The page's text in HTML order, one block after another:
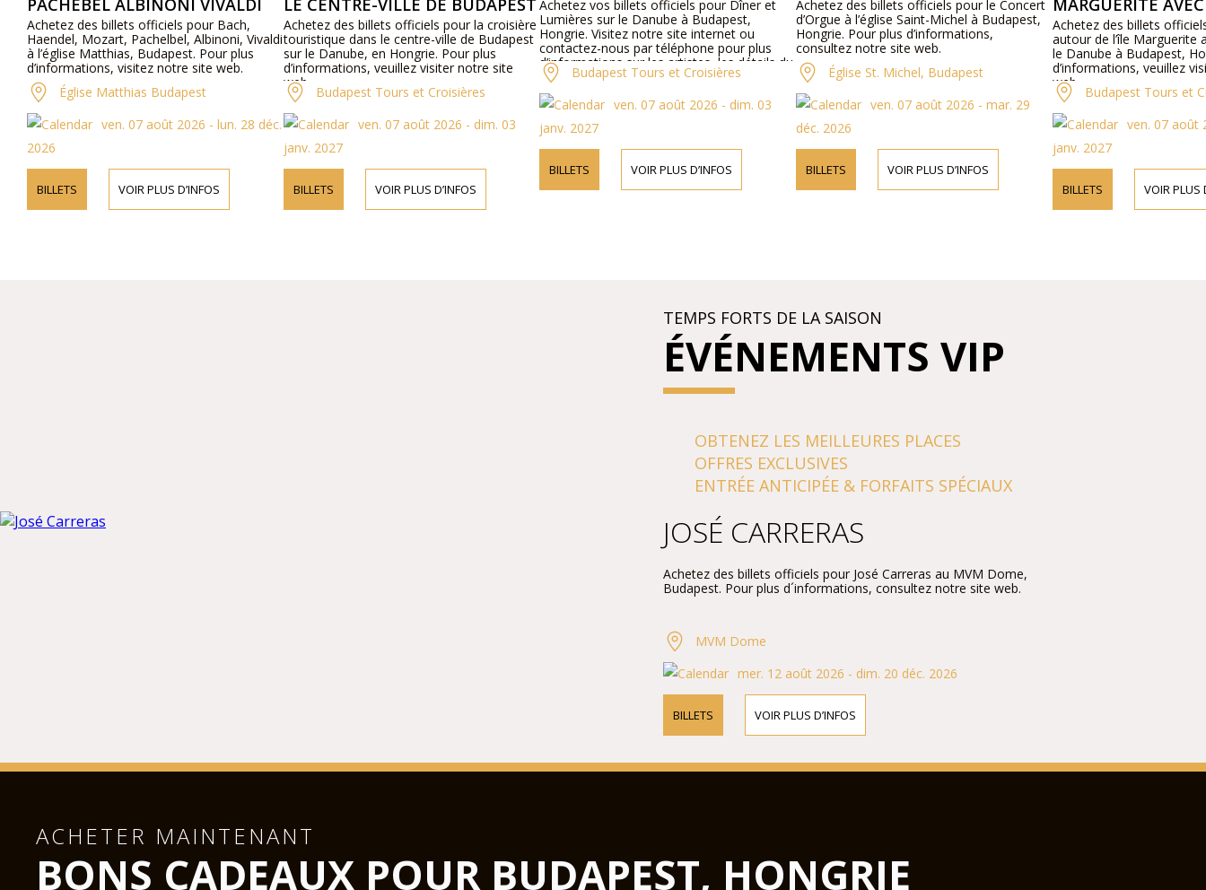
PACHEBEL ALBINONI VIVALDI
Achetez des billets officiels pour Bach,
Haendel, Mozart, Pachelbel, Albinoni, Vivaldi
à l’église Matthias, Budapest. Pour plus
d’informations, visitez notre site web.
Église Matthias Budapest
ven. 07 août 2026 - lun. 28 déc.
2026
BILLETS VOIR PLUS D’INFOS
LE CENTRE-VILLE DE BUDAPEST
Achetez des billets officiels pour la croisière
touristique dans le centre-ville de Budapest
sur le Danube, en Hongrie. Pour plus
d’informations, veuillez visiter notre site
web.
Budapest Tours et Croisières
ven. 07 août 2026 - dim. 03
janv. 2027
BILLETS VOIR PLUS D’INFOS
Achetez vos billets officiels pour Dîner et
Lumières sur le Danube à Budapest,
Hongrie. Visitez notre site internet ou
contactez-nous par téléphone pour plus
d’informations sur les artistes, les détails du
programme et les prix des billets.
Budapest Tours et Croisières
ven. 07 août 2026 - dim. 03
janv. 2027
BILLETS VOIR PLUS D’INFOS
Achetez des billets officiels pour le Concert
d’Orgue à l’église Saint-Michel à Budapest,
Hongrie. Pour plus d’informations,
consultez notre site web.
Église St. Michel, Budapest
ven. 07 août 2026 - mar. 29
déc. 2026
BILLETS VOIR PLUS D’INFOS
MARGUERITE AVEC
Achetez des billets officiels
autour de l’île Marguerite
le Danube à Budapest,
d’informations, veuillez
web.
Budapest Tours et
ven. 07 août
janv. 2027
BILLETS VOIR PLUS
TEMPS FORTS DE LA SAISON
ÉVÉNEMENTS VIP
OBTENEZ LES MEILLEURES PLACES
OFFRES EXCLUSIVES
ENTRÉE ANTICIPÉE & FORFAITS SPÉCIAUX
JOSÉ CARRERAS
Achetez des billets officiels pour José Carreras au MVM Dome,
Budapest. Pour plus d´informations, consultez notre site web.
MVM Dome
mer. 12 août 2026 - dim. 20 déc. 2026
BILLETS VOIR PLUS D’INFOS
ACHETER MAINTENANT
BONS CADEAUX POUR BUDAPEST, HONGRIE